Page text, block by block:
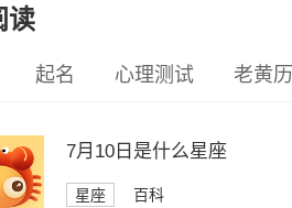
读
起名 心理测试 老黄历
7月10日是什么星座
星座 百科